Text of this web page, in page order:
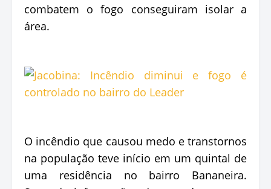
combatem o fogo conseguiram isolar a
área.
O incêndio que causou medo e transtornos
na população teve início em um quintal de
uma residência no bairro Bananeira.